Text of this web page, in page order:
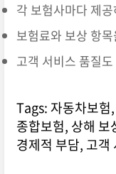
각 보험사마다 제
보험료와 보상 항
고객 서비스 품질
Tags: 자동차보험
종합보험, 상해
경제적 부담, 고객